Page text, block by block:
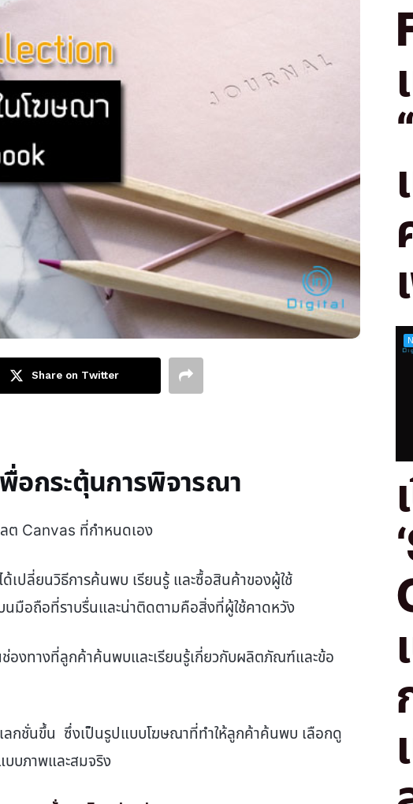
Share on Twitter
อกระตุ้นการพิจารณา
ต Canvas ที่กำหนดเอง
เปลี่ยนวิธีการค้นพบ เรียนรู้ และซื้อสินค้าของผู้ใช้
นมือถือที่ราบรื่นและน่าติดตามคือสิ่งที่ผู้ใช้คาดหวัง
องทางที่ลูกค้าค้นพบและเรียนรู้เกี่ยวกับผลิตภัณฑ์และข้อ
ลกชั่นขึ้น ซึ่งเป็นรูปแบบโฆษณาที่ทำให้ลูกค้าค้นพบ เลือกดู
บบภาพและสมจริง